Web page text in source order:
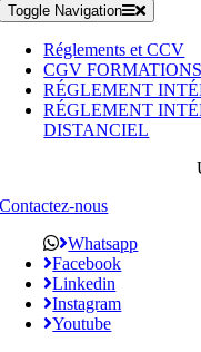
Toggle Navigation
Réglements et CCV
CGV FORMATIONS
RÉGLEMENT
RÉGLEMENT
DISTANCIEL
Contactez-nous
Whatsapp
Facebook
Linkedin
Instagram
Youtube